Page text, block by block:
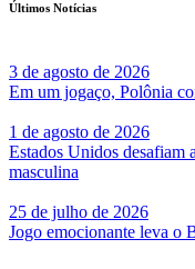
Últimos Notícias
3 de agosto de 2026
Em um jogaço, Polônia
1 de agosto de 2026
Estados Unidos
masculina
25 de julho de 2026
Jogo emocionante leva o